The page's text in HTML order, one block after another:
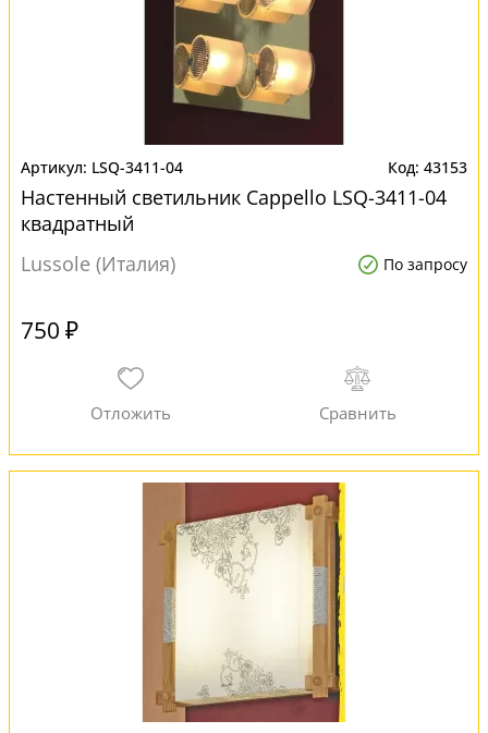
LSQ-3411-04 43153
Настенный светильник Cappello LSQ-3411-04
квадратный
Lussole (Италия)
По запросу
750 ₽